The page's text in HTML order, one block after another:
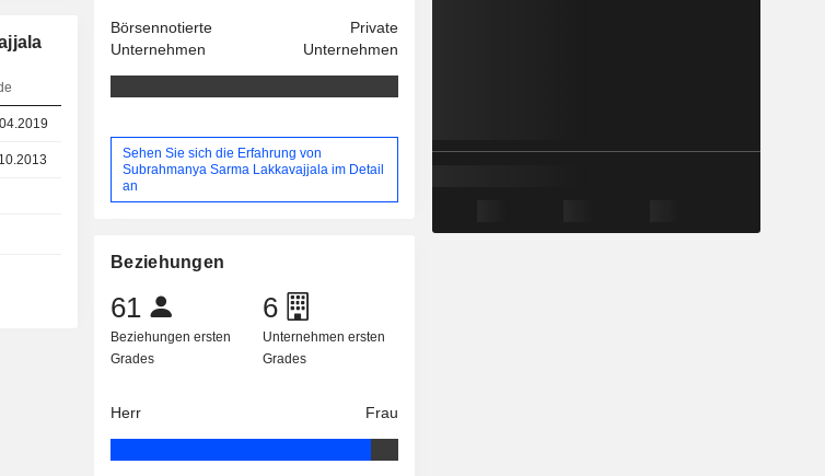
Börsennotierte
Unternehmen
Private
Unternehmen
Sehen Sie sich die Erfahrung von
Subrahmanya Sarma Lakkavajjala im Detail
an
Beziehungen
61
Beziehungen ersten
Grades
6
Unternehmen ersten
Grades
Herr Frau